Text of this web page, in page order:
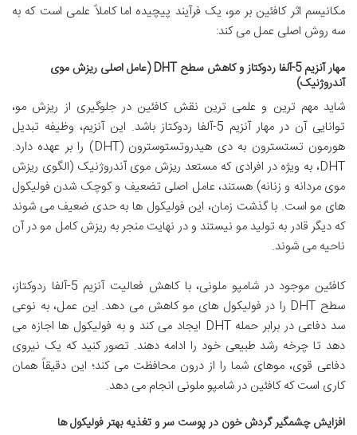
مکانیسم اثر کافئین بر مو، یک فرآیند پیچیده اما کاملاً علمی است که به
سه روش اصلی عمل می کند:
مهار آنزیم 5-آلفا ردوکتاز و کاهش سطح DHT (عامل اصلی ریزش موی
آندروژنیک)
شاید مهم ترین و علمی ترین نقش کافئین در جلوگیری از ریزش مو،
توانایی آن در مهار آنزیم 5-آلفا ردوکتاز باشد. این آنزیم، وظیفه تبدیل
هورمون تستسترون به دی هیدروتستوسترون (DHT) را بر عهده دارد.
DHT، به ویژه در افرادی که مستعد ریزش موی آندروژنیک (الگوی ریزش
موی مردانه و زنانه) هستند، عامل اصلی تضعیف و کوچک شدن فولیکول
های مو است. با گذشت زمان، این فولیکول ها به حدی ضعیف می شوند
که دیگر قادر به تولید مو نیستند و در نهایت منجر به ریزش کامل مو در آن
ناحیه می شوند.
کافئین موجود در شامپو ملونی، با کاهش فعالیت آنزیم 5-آلفا ردوکتاز،
سطح DHT را در فولیکول های مو کاهش می دهد. این عمل، به نوعی
سد دفاعی در برابر حمله DHT ایجاد می کند و به فولیکول ها اجازه می
دهد تا چرخه رشد طبیعی خود را ادامه دهند. تصور کنید که یک نیروی
دفاعی قوی، موهای شما را از درون محافظت می کند؛ این دقیقاً همان
کاری است که کافئین در شامپو ملونی انجام می دهد.
افزایش چشمگیر گردش خون در پوست سر و تغذیه بهتر فولیکول ها